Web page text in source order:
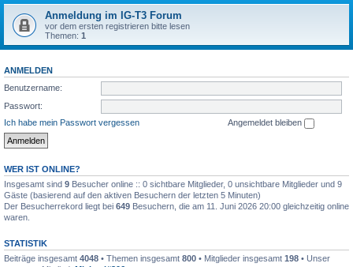
h
Anmeldung im IG-T3 Forum
vor dem ersten registrieren bitte lesen
Themen: 1
ANMELDEN
Benutzername:
Passwort:
Ich habe mein Passwort vergessen
Angemeldet bleiben
WER IST ONLINE?
Insgesamt sind 9 Besucher online :: 0 sichtbare Mitglieder, 0 unsichtbare Mitglieder und 9
Gäste (basierend auf den aktiven Besuchern der letzten 5 Minuten)
Der Besucherrekord liegt bei 649 Besuchern, die am 11. Juni 2026 20:00 gleichzeitig online
waren.
STATISTIK
Beiträge insgesamt 4048 • Themen insgesamt 800 • Mitglieder insgesamt 198 • Unser